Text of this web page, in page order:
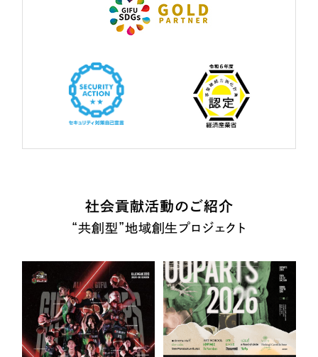
社会貢献活動のご紹介
“共創型”地域創生プロジェクト